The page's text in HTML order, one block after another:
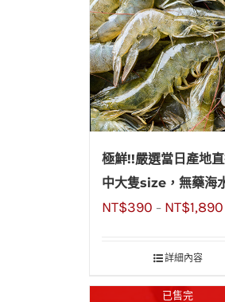
極鮮!!嚴選當日產地直
中大隻size，無藥海
活蝦
NT$390 – NT$1,890
詳細內容
已售完